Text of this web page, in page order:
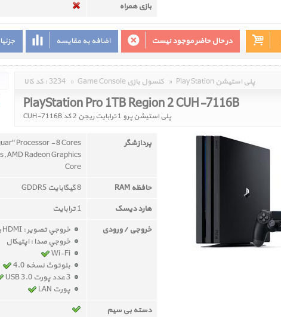
بازی همراه
اضافه به مقایسه در حال حاضر موجود نیست
کد کالا : 3234 » Game Console کنسول بازی » Play Station پلی استیشن
PlayStation Pro 1TB Region 2 CUH-7116B
پلی استیشن پرو 1 ترابایت ریجن 2 کد CUH-7116B
پردازشگر
Processor - 8 Cores
AMD Radeon Graphics
Core
حافظه RAM
8 گیگابایت GDDR5
هارد دیسک
1 ترابایت
خروجی / ورودی
خروجي تصوير : HDMI با پشتیبانی 4K
خروجي صدا : اپتیکال
بلوتوث نسخه 4.0
پورت LAN
دسته بی سیم